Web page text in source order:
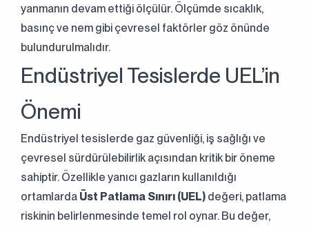
yanmanın devam ettiği ölçülür. Ölçümde sıcaklık,
basınç ve nem gibi çevresel faktörler göz önünde
bulundurulmalıdır.
Endüstriyel Tesislerde UEL’in
Önemi
Endüstriyel tesislerde gaz güvenliği, iş sağlığı ve
çevresel sürdürülebilirlik açısından kritik bir öneme
sahiptir. Özellikle yanıcı gazların kullanıldığı
ortamlarda Üst Patlama Sınırı (UEL) değeri, patlama
riskinin belirlenmesinde temel rol oynar. Bu değer,